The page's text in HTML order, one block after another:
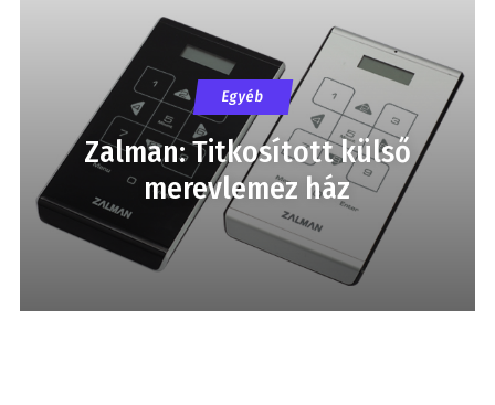
Egyéb
Zalman: Titkosított külső
merevlemez ház